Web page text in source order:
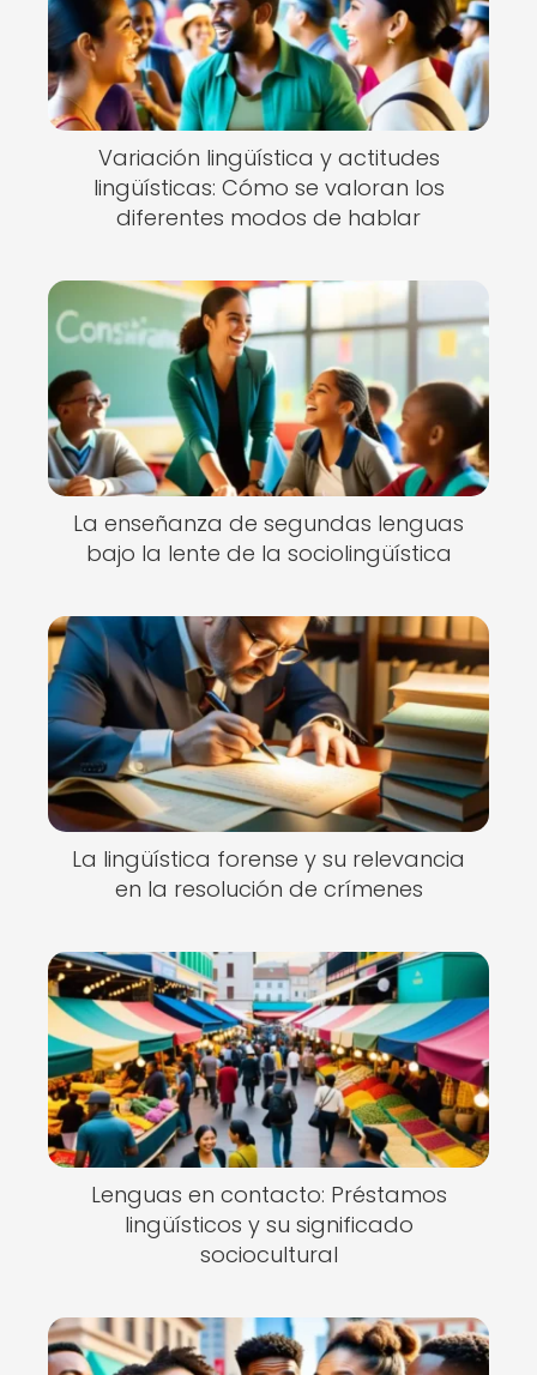
Variación lingüística y actitudes
lingüísticas: Cómo se valoran los
diferentes modos de hablar
La enseñanza de segundas lenguas
bajo la lente de la sociolingüística
La lingüística forense y su relevancia
en la resolución de crímenes
Lenguas en contacto: Préstamos
lingüísticos y su significado
sociocultural